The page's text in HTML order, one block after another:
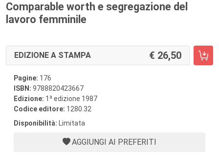
Comparable worth e segregazione del
lavoro femminile
EDIZIONE A STAMPA 26,50
Pagine: 176
ISBN: 9788820423667
Edizione: 1 a edizione 1987
Codice editore: 1280.32
Disponibilità: Limitata
AGGIUNGI AI PREFERITI